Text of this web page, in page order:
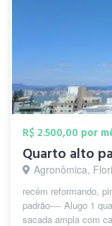
R$ 2.500,00 por
Quarto alto
Agronômica,
recém reformando,
padrão---- Alugo 1
sacada ampla com